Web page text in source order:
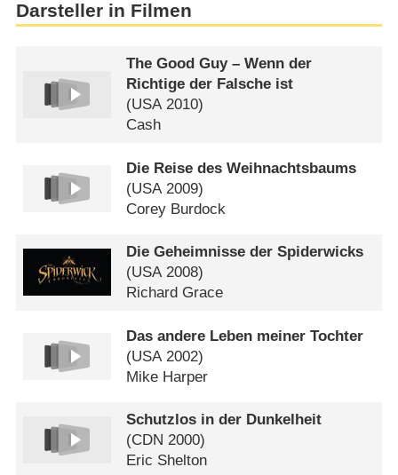
Darsteller in Filmen
The Good Guy – Wenn der
Richtige der Falsche ist
(USA2010)
Cash
Die Reise des Weihnachtsbaums
(USA 2009)
Corey Burdock
Die Geheimnisse der Spiderwicks
(USA2008)
Richard Grace
Das andere Leben meiner Tochter
(USA 2002)
Mike Harper
Schutzlos in der Dunkelheit
(CDN 2000)
Eric Shelton